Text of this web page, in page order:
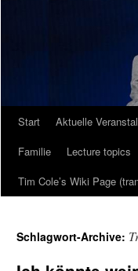
Start Aktuelle
Familie
Lecture topics
Tim Cole’s Wiki Page
Schlagwort-Archive: